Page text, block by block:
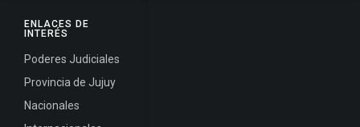
ENLACES DE
INTERÉS
Poderes Judiciales
Provincia de Jujuy
Nacionales